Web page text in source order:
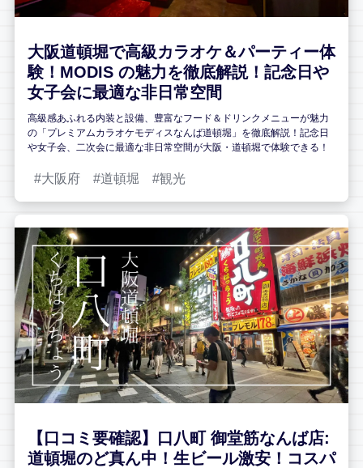
大阪道頓堀で高級カラオケ＆パーティー体
験！MODIS の魅力を徹底解説！記念日や
女子会に最適な非日常空間
高級感あふれる内装と設備、豊富なフード＆ドリンクメニューが魅力
の「プレミアムカラオケモディスなんば道頓堀」を徹底解説！記念日
や女子会、二次会に最適な非日常空間が大阪・道頓堀で体験できる！
大阪府 道頓堀 観光
【口コミ要確認】口八町 御堂筋なんば店:
道頓堀のど真ん中！生ビール激安！コスパ